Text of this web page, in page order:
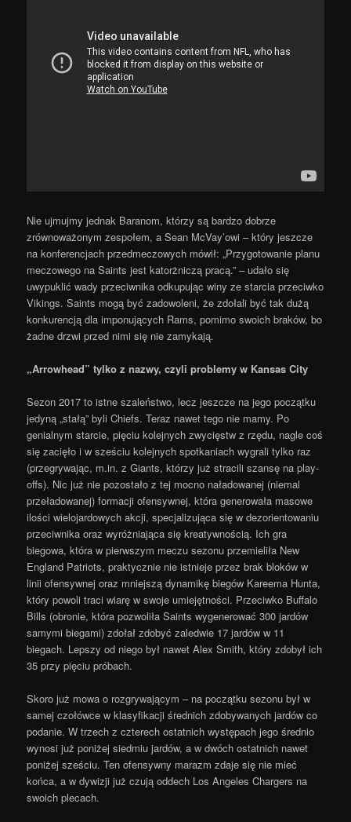
Nie ujmujmy jednak Baranom, którzy są bardzo dobrze
zrównoważonym zespołem, a Sean McVay’owi – który jeszcze
na konferencjach przedmeczowych mówił: „Przygotowanie planu
meczowego na Saints jest katorżniczą pracą.” – udało się
uwypuklić wady przeciwnika odkupując winy ze starcia przeciwko
Vikings. Saints mogą być zadowoleni, że zdołali być tak dużą
konkurencją dla imponujących Rams, pomimo swoich braków, bo
żadne drzwi przed nimi się nie zamykają.
„Arrowhead” tylko z nazwy, czyli problemy w Kansas City
Sezon 2017 to istne szaleństwo, lecz jeszcze na jego początku
jedyną „stałą” byli Chiefs. Teraz nawet tego nie mamy. Po
genialnym starcie, pięciu kolejnych zwycięstw z rzędu, nagle coś
się zacięło i w sześciu kolejnych spotkaniach wygrali tylko raz
(przegrywając, m.in. z Giants, którzy już stracili szansę na play-
offs). Nic już nie pozostało z tej mocno naładowanej (niemal
przeładowanej) formacji ofensywnej, która generowała masowe
ilości wielojardowych akcji, specjalizująca się w dezorientowaniu
przeciwnika oraz wyróżniająca się kreatywnością. Ich gra
biegowa, która w pierwszym meczu sezonu przemieliła New
England Patriots, praktycznie nie istnieje przez brak bloków w
linii ofensywnej oraz mniejszą dynamikę biegów Kareema Hunta,
który powoli traci wiarę w swoje umiejętności. Przeciwko Buffalo
Bills (obronie, która pozwoliła Saints wygenerować 300 jardów
samymi biegami) zdołał zdobyć zaledwie 17 jardów w 11
biegach. Lepszy od niego był nawet Alex Smith, który zdobył ich
35 przy pięciu próbach.
Skoro już mowa o rozgrywającym – na początku sezonu był w
samej czołówce w klasyfikacji średnich zdobywanych jardów co
podanie. W trzech z czterech ostatnich występach jego średnio
wynosi już poniżej siedmiu jardów, a w dwóch ostatnich nawet
poniżej sześciu. Ten ofensywny marazm zdaje się nie mieć
końca, a w dywizji już czują oddech Los Angeles Chargers na
swoich plecach.